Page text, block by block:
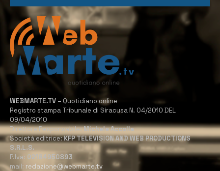
WEBMARTE.TV – Quotidiano online
Registro stampa Tribunale di Siracusa N. 04/2010 DEL
09/04/2010
Direttore Responsabile:Michele Accolla
Società editrice:KFP TELEVISION AND WEB PRODUCTIONS
S.R.L.S.
P.Iva: 02184950893
mail: redazione@webmarte.tv